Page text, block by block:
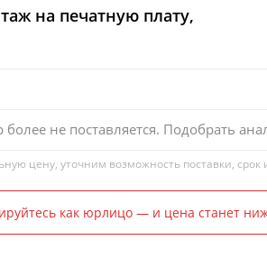
на печатную плату,
более не поставляется. Подобрать
цену, уточним возможность поставки, срок
как юрлицо — и цена станет